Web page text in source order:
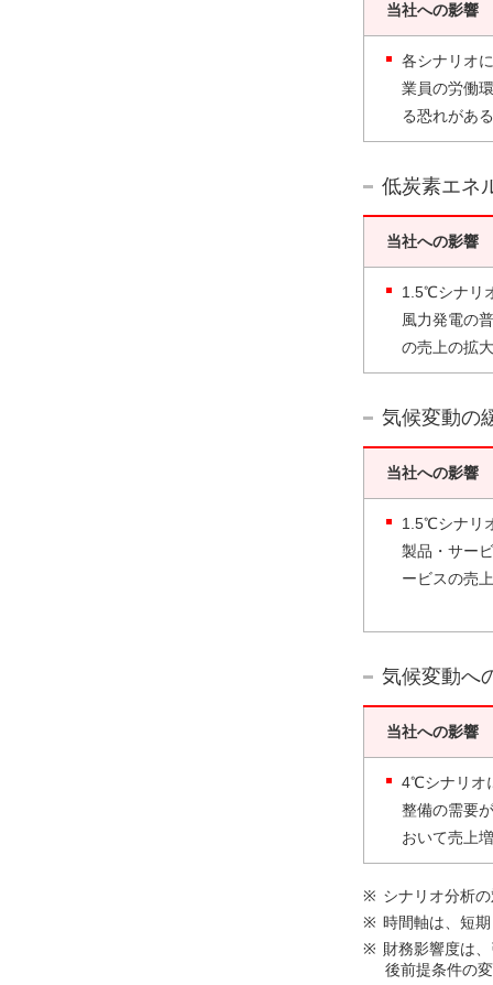
当社への影響
各シナリオ
業員の労働
る恐れがあ
低炭素エネ
当社への影響
1.5℃シナリ
風力発電の
の売上の拡
気候変動の
当社への影響
1.5℃シナリ
製品・サー
ービスの売
気候変動へ
当社への影響
4℃シナリオ
整備の需要
おいて売上
シナリオ分析
時間軸は、短
財務影響度は
後前提条件の